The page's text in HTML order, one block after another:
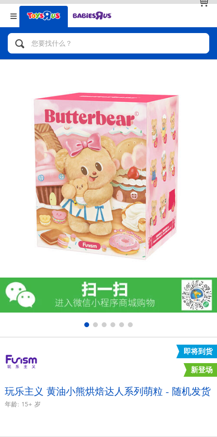
返回
分类目录
人气英雄，角色扮演，射击玩具
拼砌组合及乐高LEGO
玩具车，货车，火车及遥控系列
手工艺，文具，蜡笔，泥胶，画板
娃娃，芭比，收藏公仔
电子玩具
游戏及拼图系列
益智学习玩具
户外及运动产品
模仿，化妆及造型系列
毛绒公仔玩具
返回
品牌
查看全部
即将到货
新登场
玩乐主义 黄油小熊烘焙达人系列萌粒 - 随机发货
年龄: 15+ 岁